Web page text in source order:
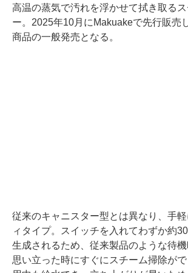
高温の蒸気で汚れを浮かせて拭き取る
ー。2025年10月にMakuakeで先行販売
商品の一般発売となる。
従来のキャニスター型とは異なり、手
ィタイプ。スイッチを入れてわずか約
生成されるため、従来製品のような待機
思い立った時にすぐにスチーム掃除が